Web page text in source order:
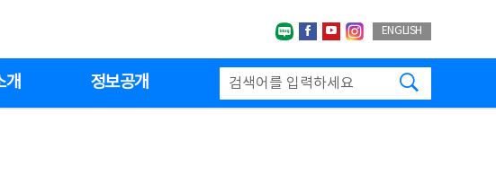
네이버블로그
페이스북
유투브인스타그랩
ENGLISH
개 정보공개